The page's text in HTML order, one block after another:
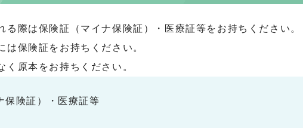
る際は保険証（マイナ保険証）・医療証等をお持ちください。
は保険証をお持ちください。
く原本をお持ちください。
保険証）・医療証等